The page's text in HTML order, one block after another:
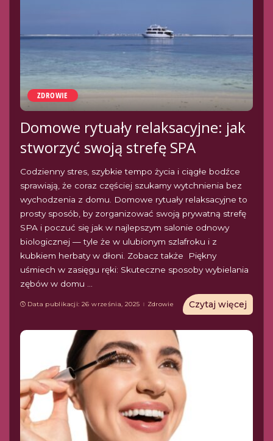
ZDROWIE
Domowe rytuały relaksacyjne: jak
stworzyć swoją strefę SPA
Codzienny stres, szybkie tempo życia i ciągłe bodźce
sprawiają, że coraz częściej szukamy wytchnienia bez
wychodzenia z domu. Domowe rytuały relaksacyjne to
prosty sposób, by zorganizować swoją prywatną strefę
SPA i poczuć się jak w najlepszym salonie odnowy
biologicznej — tyle że w ulubionym szlafroku i z
kubkiem herbaty w dłoni. Zobacz także Piękny
uśmiech w zasięgu ręki: Skuteczne sposoby wybielania
zębów w domu
Data publikacji: 26 września, 2025 Zdrowie Czytaj więcej